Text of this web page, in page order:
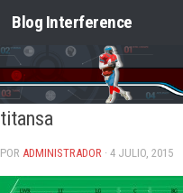
Saltar al contenido
Blog Interference
titansa
POR ADMINISTRADOR · 4 JULIO, 2015